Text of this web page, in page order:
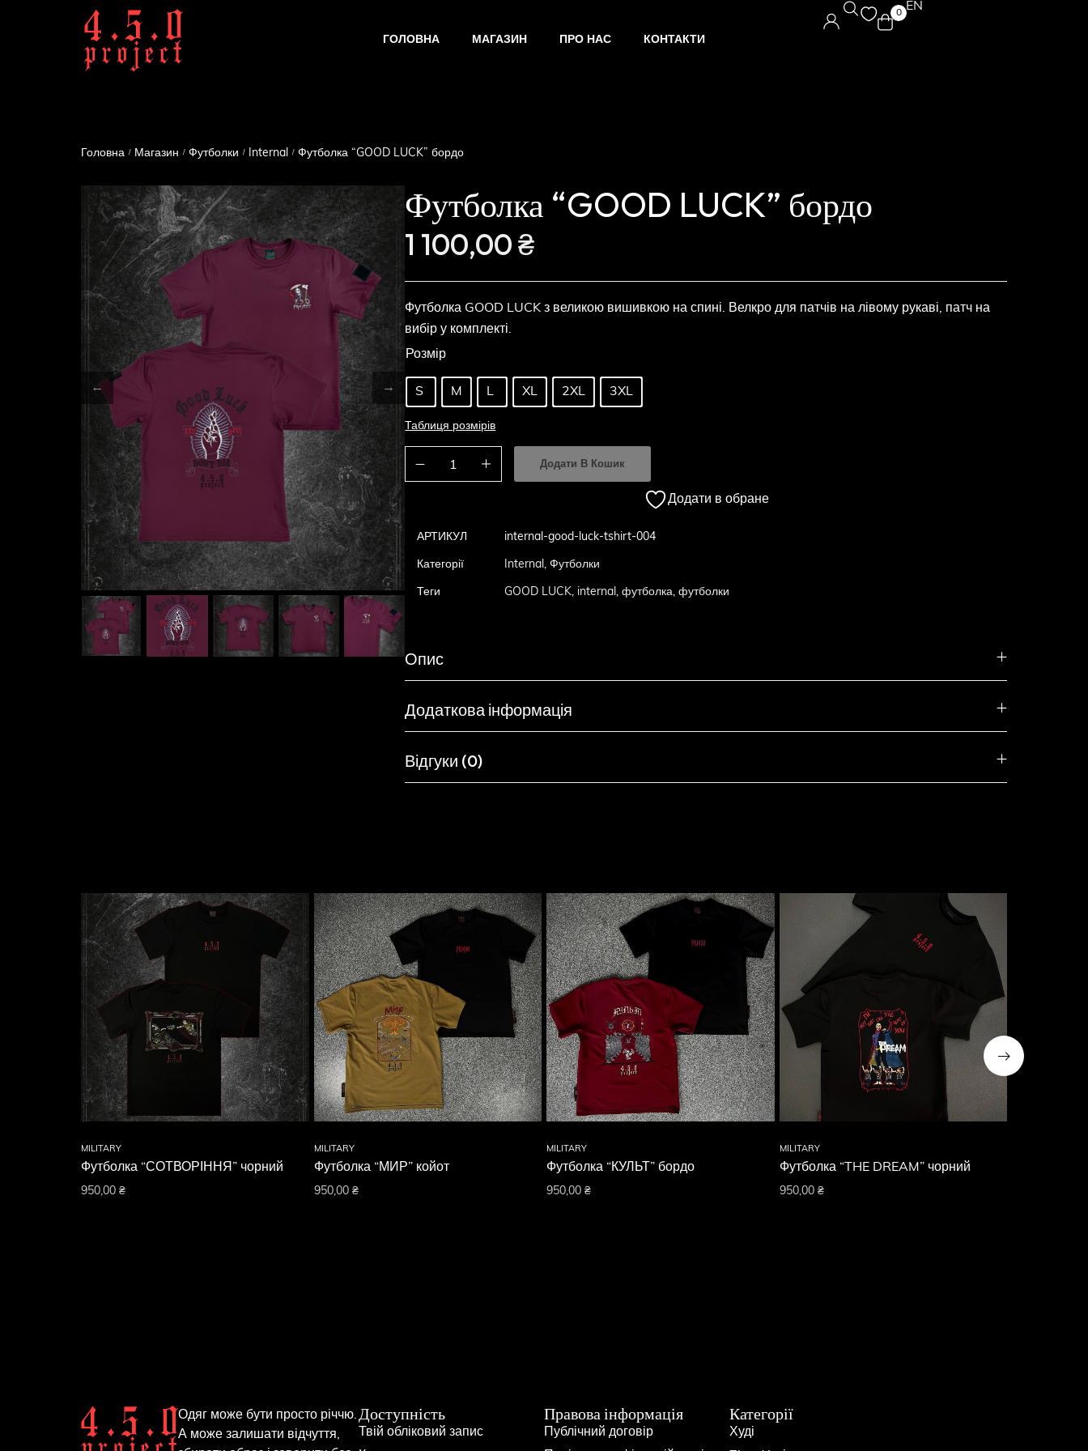
ГОЛОВНА МАГАЗИН ПРО НАС КОНТАКТИ
0 EN
Головна / Магазин / Футболки / Internal / Футболка “GOOD LUCK” бордо
Футболка “GOOD LUCK” бордо
1 100,00₴
Футболка GOOD LUCK з великою вишивкою на спині. Велкро для патчів на лівому рукаві, патч на
вибір у комплекті.
Розмір
S M L XL 2XL 3XL
Таблиця розмірів
Додати В Кошик
Додати в обране
АРТИКУЛ internal-good-luck-tshirt-004
Категорії Internal, Футболки
Теги GOOD LUCK, internal, футболка, футболки
Опис
Додаткова інформація
Відгуки (0)
MILITARY
Футболка “СОТВОРІННЯ” чорний
950,00 ₴
MILITARY
Футболка “МИР” койот
950,00 ₴
MILITARY
Футболка “КУЛЬТ” бордо
950,00 ₴
MILITARY
Футболка “THE DREAM” чорний
950,00 ₴
Одяг може бути просто річчю.
А може залишати відчуття,
Доступність
Твій обліковий запис
Правова інформація
Публічний договір
Категорії
Худі